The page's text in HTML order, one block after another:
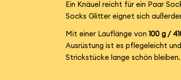
Ein Knäuel reicht für ein Paar
Socks Glitter eignet sich
Mit einer Lauflänge von100 g /
Ausrüstung ist es pflegeleicht
Strickstücke lange schön bleiben.